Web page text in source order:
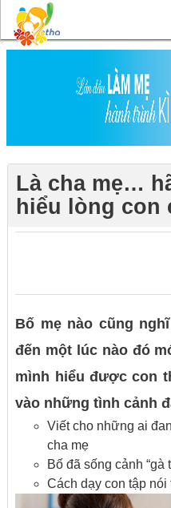
Là cha mẹ…
hiểu lòng con
Bố mẹ nào cũng
đến một lúc nào đó
mình hiểu được con
vào những tình cảnh
Viết cho những ai
cha mẹ
Bố đã sống cảnh “gà
Cách dạy con tập